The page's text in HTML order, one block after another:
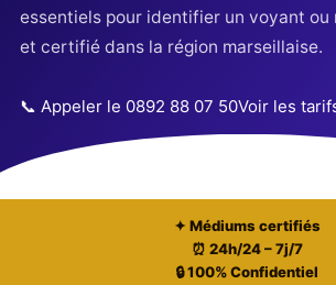
essentiels pour identifier un voyant ou
et certifié dans la région marseillaise.
📞 Appeler le 0892 88 07 50Voir les
✦ Médiums certifiés
⏰ 24h/24 – 7j/7
🔒 100% Confidentiel